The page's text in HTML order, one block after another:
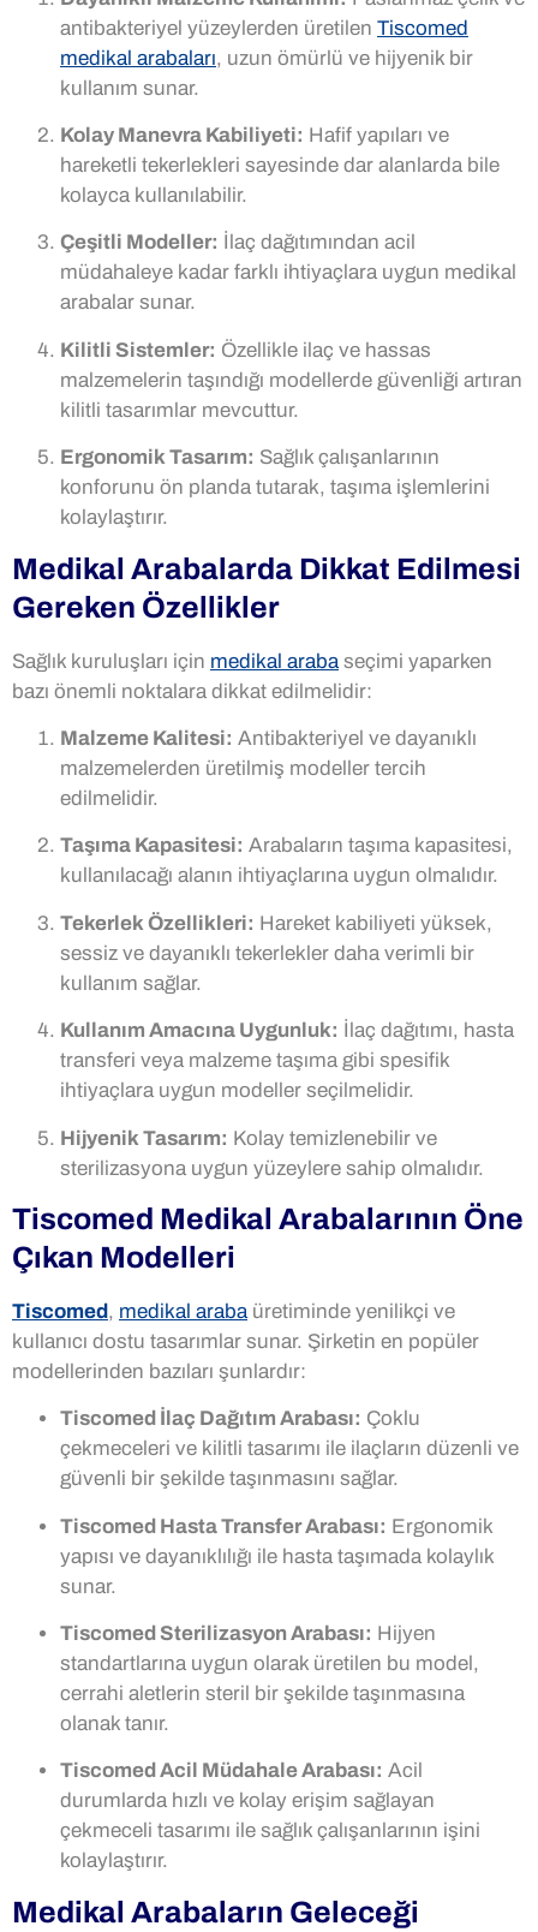
antibakteriyel yüzeylerden üretilen Tiscomed
medikal arabaları, uzun ömürlü ve hijyenik bir
kullanım sunar.
Kolay Manevra Kabiliyeti: Hafif yapıları ve
hareketli tekerlekleri sayesinde dar alanlarda bile
kolayca kullanılabilir.
Çeşitli Modeller: İlaç dağıtımından acil
müdahaleye kadar farklı ihtiyaçlara uygun medikal
arabalar sunar.
Kilitli Sistemler: Özellikle ilaç ve hassas
malzemelerin taşındığı modellerde güvenliği artıran
kilitli tasarımlar mevcuttur.
Ergonomik Tasarım: Sağlık çalışanlarının
konforunu ön planda tutarak, taşıma işlemlerini
kolaylaştırır.
Medikal Arabalarda Dikkat Edilmesi
Gereken Özellikler
Sağlık kuruluşları için medikal araba seçimi yaparken
bazı önemli noktalara dikkat edilmelidir:
Malzeme Kalitesi: Antibakteriyel ve dayanıklı
malzemelerden üretilmiş modeller tercih
edilmelidir.
Taşıma Kapasitesi: Arabaların taşıma kapasitesi,
kullanılacağı alanın ihtiyaçlarına uygun olmalıdır.
Tekerlek Özellikleri: Hareket kabiliyeti yüksek,
sessiz ve dayanıklı tekerlekler daha verimli bir
kullanım sağlar.
Kullanım Amacına Uygunluk: İlaç dağıtımı, hasta
transferi veya malzeme taşıma gibi spesifik
ihtiyaçlara uygun modeller seçilmelidir.
Hijyenik Tasarım: Kolay temizlenebilir ve
sterilizasyona uygun yüzeylere sahip olmalıdır.
Tiscomed Medikal Arabalarının Öne
Çıkan Modelleri
Tiscomed, medikal arabaüretiminde yenilikçi ve
kullanıcı dostu tasarımlar sunar. Şirketin en popüler
modellerinden bazıları şunlardır:
Tiscomed İlaç Dağıtım Arabası: Çoklu
çekmeceleri ve kilitli tasarımı ile ilaçların düzenli ve
güvenli bir şekilde taşınmasını sağlar.
Tiscomed Hasta Transfer Arabası: Ergonomik
yapısı ve dayanıklılığı ile hasta taşımada kolaylık
sunar.
Tiscomed Sterilizasyon Arabası: Hijyen
standartlarına uygun olarak üretilen bu model,
cerrahi aletlerin steril bir şekilde taşınmasına
olanak tanır.
Tiscomed Acil Müdahale Arabası: Acil
durumlarda hızlı ve kolay erişim sağlayan
çekmeceli tasarımı ile sağlık çalışanlarının işini
kolaylaştırır.
Medikal Arabaların Geleceği